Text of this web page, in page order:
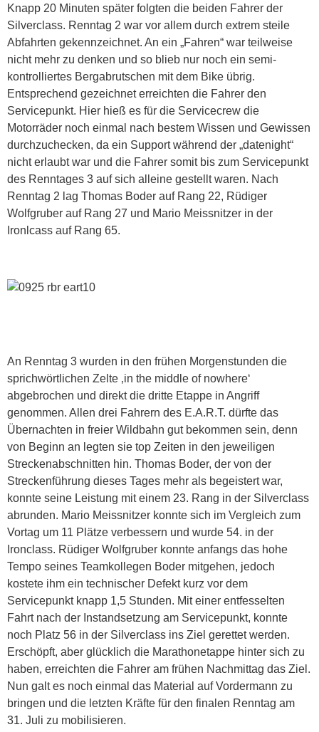
Knapp 20 Minuten später folgten die beiden Fahrer der
Silverclass. Renntag 2 war vor allem durch extrem steile
Abfahrten gekennzeichnet. An ein „Fahren“ war teilweise
nicht mehr zu denken und so blieb nur noch ein semi-
kontrolliertes Bergabrutschen mit dem Bike übrig.
Entsprechend gezeichnet erreichten die Fahrer den
Servicepunkt. Hier hieß es für die Servicecrew die
Motorräder noch einmal nach bestem Wissen und Gewissen
durchzuchecken, da ein Support während der „datenight“
nicht erlaubt war und die Fahrer somit bis zum Servicepunkt
des Renntages 3 auf sich alleine gestellt waren. Nach
Renntag 2 lag Thomas Boder auf Rang 22, Rüdiger
Wolfgruber auf Rang 27 und Mario Meissnitzer in der
Ironlcass auf Rang 65.
An Renntag 3 wurden in den frühen Morgenstunden die
sprichwörtlichen Zelte ‚in the middle of nowhere‘
abgebrochen und direkt die dritte Etappe in Angriff
genommen. Allen drei Fahrern des E.A.R.T. dürfte das
Übernachten in freier Wildbahn gut bekommen sein, denn
von Beginn an legten sie top Zeiten in den jeweiligen
Streckenabschnitten hin. Thomas Boder, der von der
Streckenführung dieses Tages mehr als begeistert war,
konnte seine Leistung mit einem 23. Rang in der Silverclass
abrunden. Mario Meissnitzer konnte sich im Vergleich zum
Vortag um 11 Plätze verbessern und wurde 54. in der
Ironclass. Rüdiger Wolfgruber konnte anfangs das hohe
Tempo seines Teamkollegen Boder mitgehen, jedoch
kostete ihm ein technischer Defekt kurz vor dem
Servicepunkt knapp 1,5 Stunden. Mit einer entfesselten
Fahrt nach der Instandsetzung am Servicepunkt, konnte
noch Platz 56 in der Silverclass ins Ziel gerettet werden.
Erschöpft, aber glücklich die Marathonetappe hinter sich zu
haben, erreichten die Fahrer am frühen Nachmittag das Ziel.
Nun galt es noch einmal das Material auf Vordermann zu
bringen und die letzten Kräfte für den finalen Renntag am
31. Juli zu mobilisieren.